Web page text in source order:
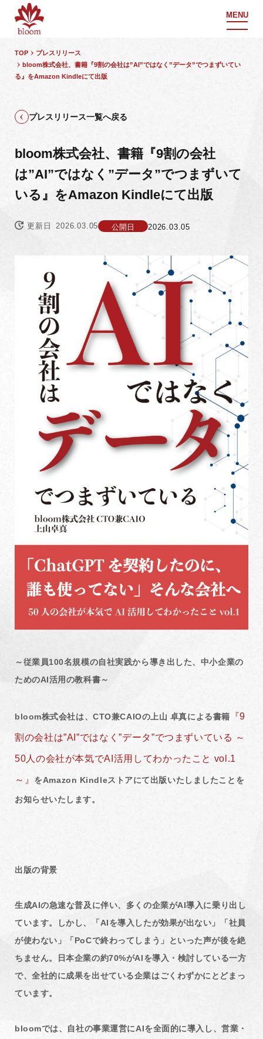
MENU
TOP
プレスリリース
bloom株式会社、書籍『9割の会社は”AI”ではなく”データ”でつまずいてい
る』をAmazon Kindleにて出版
プレスリリース一覧へ戻る
bloom株式会社、書籍『9割の会社
は”AI”ではなく”データ”でつまずいて
いる』をAmazon Kindleにて出版
更新日 2026.03.05 公開日 2026.03.05
～従業員100名規模の自社実践から導き出した、中小企業の
ためのAI活用の教科書～
bloom株式会社は、CTO兼CAIOの上山 卓真による書籍 『9
割の会社は”AI”ではなく”データ”でつまずいている ～
50人の会社が本気でAI活用してわかったこと vol.1
～』 をAmazon Kindleストアにて出版いたしましたことを
お知らせいたします。
出版の背景
生成AIの急速な普及に伴い、多くの企業がAI導入に乗り出し
ています。しかし、「AIを導入したが効果が出ない」「社員
が使わない」「PoCで終わってしまう」といった声が後を絶
ちません。日本企業の約70%がAIを導入・検討している一方
で、全社的に成果を出せている企業はごくわずかにとどまっ
ています。
bloomでは、自社の事業運営にAIを全面的に導入し、営業・